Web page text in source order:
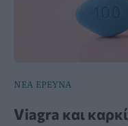
ΝΕΑ ΕΡΕΥΝΑ
Viagra και